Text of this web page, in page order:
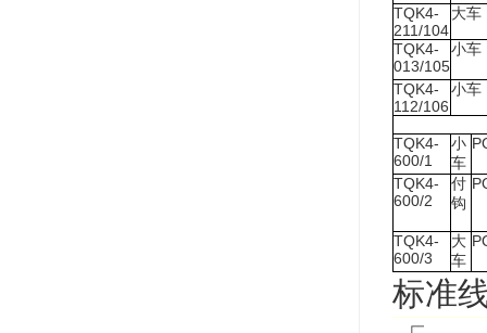
TQK4-
211/104
大车
TQK4-
013/105
小车
TQK4-
112/106
小车
TQK4-
600/1
小
车
TQK4-
600/2
付
钩
TQK4-
600/3
大
车
标准